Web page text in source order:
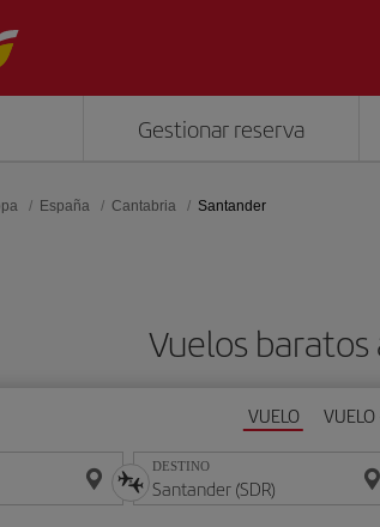
Gestionar reserva
España Cantabria Santander
Vuelos
VUELO VUELO
DESTINO